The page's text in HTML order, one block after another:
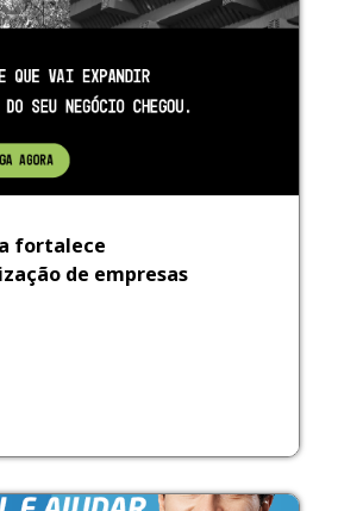
fortalece
de empresas